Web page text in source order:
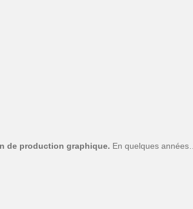
de production graphique. En quelques années…